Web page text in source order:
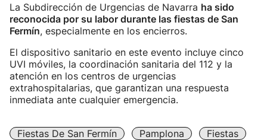
La Subdirección de Urgencias de Navarra ha sido
reconocida por su labor durante las fiestas de San
Fermín, especialmente en los encierros.
El dispositivo sanitario en este evento incluye cinco
UVI móviles, la coordinación sanitaria del 112 y la
atención en los centros de urgencias
extrahospitalarias, que garantizan una respuesta
inmediata ante cualquier emergencia.
Fiestas De San Fermín Pamplona
Fiestas